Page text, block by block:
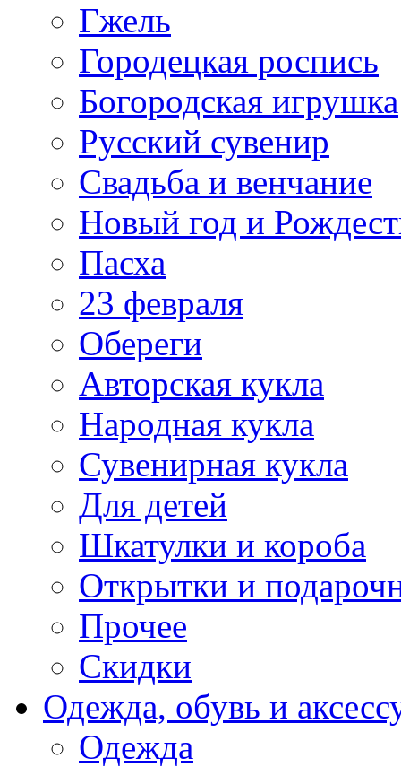
Гжель
Городецкая роспись
Богородская игрушка
Русский сувенир
Свадьба и венчание
Новый год и
Пасха
23 февраля
Обереги
Авторская кукла
Народная кукла
Сувенирная кукла
Для детей
Шкатулки и короба
Открытки и
Прочее
Скидки
Одежда, обувь и
Одежда